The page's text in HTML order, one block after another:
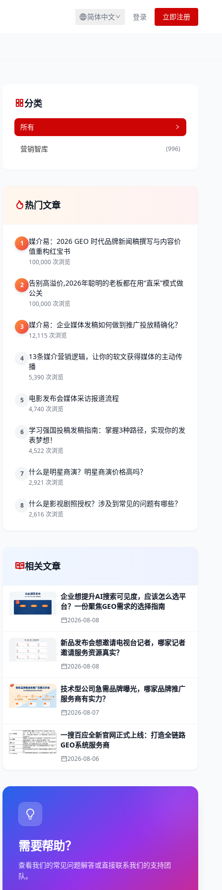
简体中文 登录 立即注册
分类
所有
营销智库 (996)
热门文章
1
媒介易：2026 GEO 时代品牌新闻稿撰写与内容价
值重构红宝书
100,000 次浏览
2
告别高溢价,2026年聪明的老板都在用“直采”模式做
公关
100,000 次浏览
3 媒介易：企业媒体发稿如何做到推广投放精确化？
12,115 次浏览
4
13条媒介营销逻辑，让你的软文获得媒体的主动传
播
5,390 次浏览
5 电影发布会媒体采访报道流程
4,740 次浏览
6
学习强国投稿发稿指南：掌握3种路径，实现你的发
表梦想！
4,522 次浏览
7 什么是明星商演？明星商演价格高吗？
2,921 次浏览
8 什么是影视剧照授权？涉及到常见的问题有哪些？
2,616 次浏览
相关文章
企业想提升AI搜索可见度，应该怎么选平
台？一份聚焦GEO需求的选择指南
2026-08-08
新品发布会想邀请电视台记者，哪家记者
邀请服务资源真实？
2026-08-08
技术型公司急需品牌曝光，哪家品牌推广
服务商有实力？
2026-08-07
一搜百应全新官网正式上线：打造全链路
GEO系统服务商
2026-08-06
需要帮助？
查看我们的常见问题解答或直接联系我们的支持团
队。